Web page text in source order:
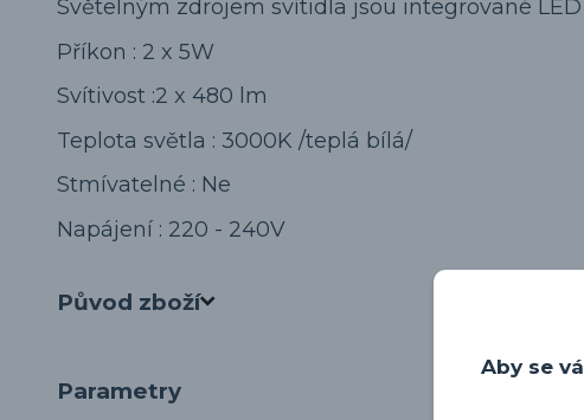
Světelným zdrojem svítidla jsou integrované LED
Příkon : 2 x 5W
Svítivost :2 x 480 lm
Teplota světla : 3000K /teplá bílá/
Stmívatelné : Ne
Napájení : 220 - 240V
Původ zboží
Parametry
Aby se